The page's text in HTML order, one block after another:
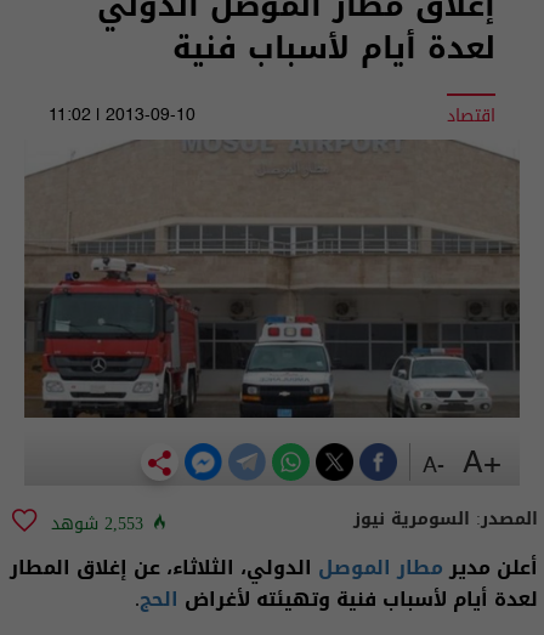
لعدة أيام لأسباب فنية
اقتصاد 2013-09-10 | 11:02
المصدر: السومرية نيوز 2,553 شوهد
أعلن مديرمطار الموصل الدولي، الثلاثاء، عن إغلاق المطار
لعدة أيام لأسباب فنية وتهيئته لأغراض الحج.
+A
-A